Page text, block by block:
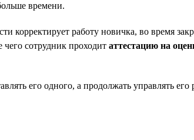
времени.
корректирует работу новичка, во время
чего сотрудник проходит аттестацию на
его одного, а продолжать управлять